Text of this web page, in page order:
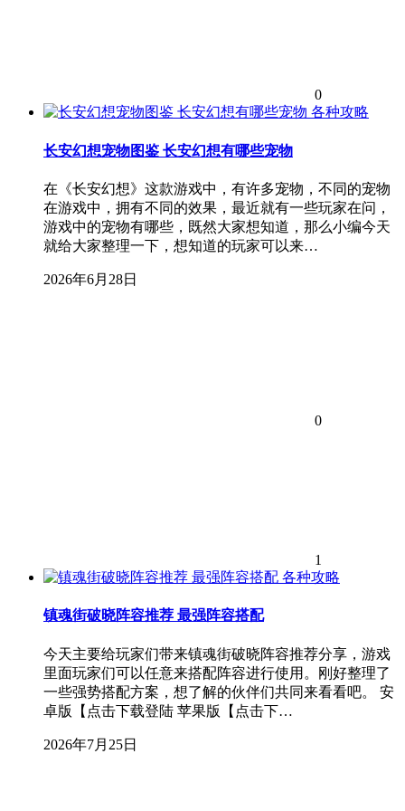
0
各种攻略
长安幻想宠物图鉴 长安幻想有哪些宠物
在《长安幻想》这款游戏中，有许多宠物，不同的宠物
在游戏中，拥有不同的效果，最近就有一些玩家在问，
游戏中的宠物有哪些，既然大家想知道，那么小编今天
就给大家整理一下，想知道的玩家可以来…
2026年6月28日
0
1
各种攻略
镇魂街破晓阵容推荐 最强阵容搭配
今天主要给玩家们带来镇魂街破晓阵容推荐分享，游戏
里面玩家们可以任意来搭配阵容进行使用。刚好整理了
一些强势搭配方案，想了解的伙伴们共同来看看吧。 安
卓版【点击下载登陆 苹果版【点击下…
2026年7月25日